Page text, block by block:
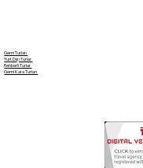
Gemi Turları
Yurt Dışı Turlar
Rehberli Turlar
Gemi Kara Turları